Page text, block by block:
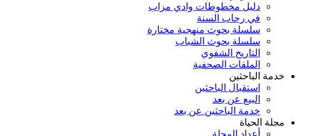
دليل مخطوطات وادي مزاب
في رحاب السنة
سلسلة بحوث منهجية مختارة
سلسلة بحوث الشباب
التاريخ الشفوي
الملفات الصحفية
خدمة الباحثين
استقبال الباحثين
البيع عن بعد
خدمة الباحثين عن بعد
مجلة الحياة
أعداد المجلة